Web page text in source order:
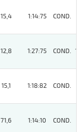
15,4 1:14:75 COND.
12,8 1:27:75 COND. 10
15,1 1:18:82 COND.
71,6 1:14:10 COND.